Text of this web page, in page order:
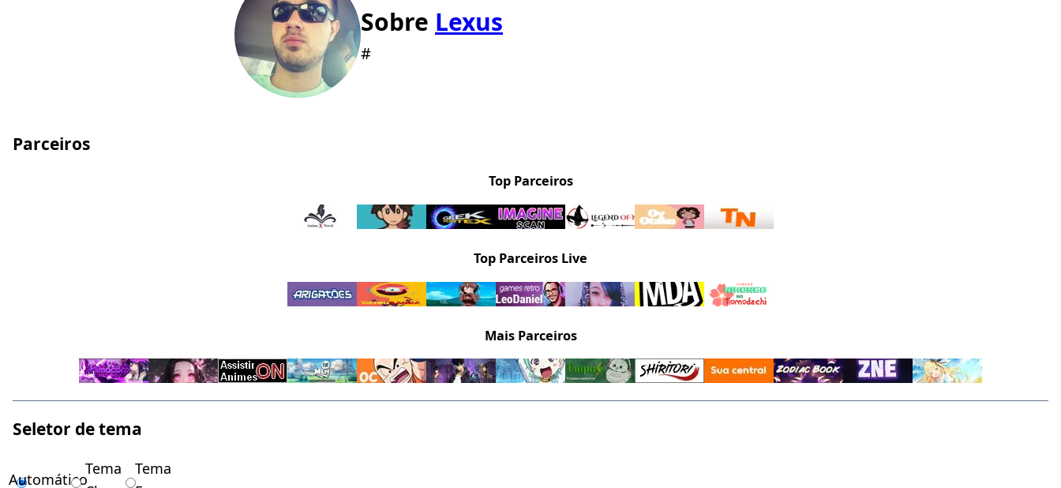
Sobre Lexus
#
Parceiros
Top Parceiros
Top Parceiros Live
Mais Parceiros
Seletor de tema
Automático
Tema
Tema